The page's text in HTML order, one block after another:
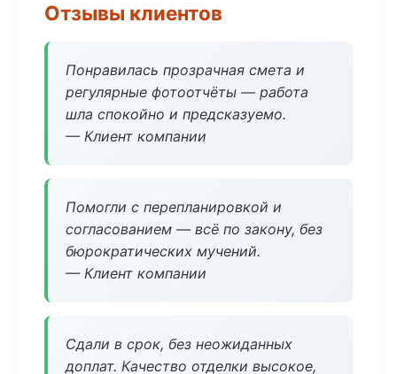
Отзывы клиентов
Понравилась прозрачная смета и
регулярные фотоотчёты — работа
шла спокойно и предсказуемо.
— Клиент компании
Помогли с перепланировкой и
согласованием — всё по закону, без
бюрократических мучений.
— Клиент компании
Сдали в срок, без неожиданных
доплат. Качество отделки высокое,